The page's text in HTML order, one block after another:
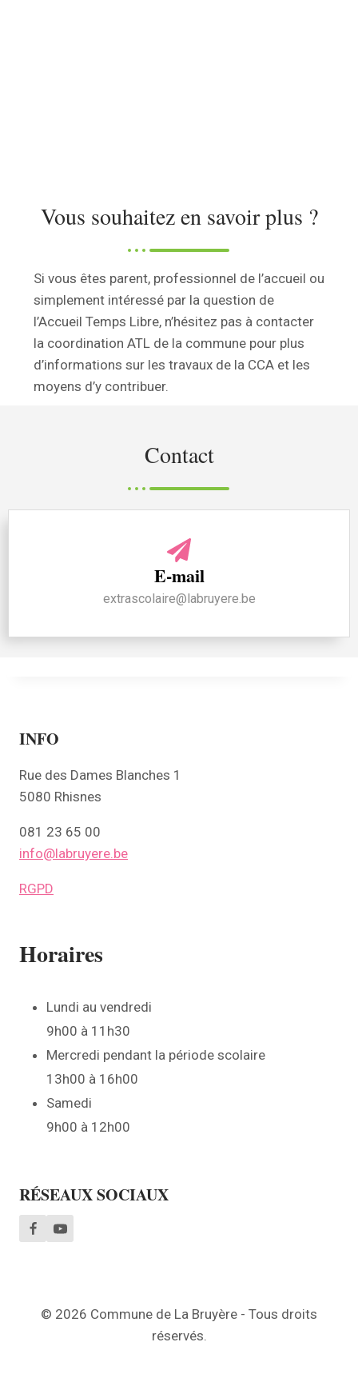
Vous souhaitez en savoir plus ?
Si vous êtes parent, professionnel de l’accueil ou
simplement intéressé par la question de
l’Accueil Temps Libre, n’hésitez pas à contacter
la coordination ATL de la commune pour plus
d’informations sur les travaux de la CCA et les
moyens d’y contribuer.
Contact
E-mail
extrascolaire@labruyere.be
INFO
Rue des Dames Blanches 1
5080 Rhisnes
081 23 65 00
info@labruyere.be
RGPD
Horaires
Lundi au vendredi
9h00 à 11h30
Mercredi pendant la période scolaire
13h00 à 16h00
Samedi
9h00 à 12h00
RÉSEAUX SOCIAUX
© 2026 Commune de La Bruyère - Tous droits
réservés.